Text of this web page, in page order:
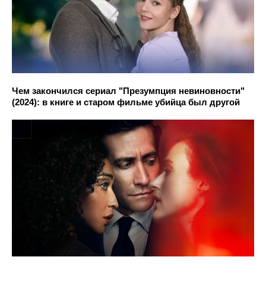
Чем закончился сериал "Презумпция невиновности"
(2024): в книге и старом фильме убийца был другой